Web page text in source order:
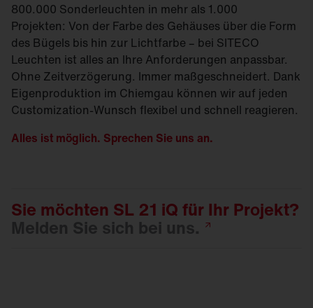
800.000 Sonderleuchten in mehr als 1.000
Projekten: Von der Farbe des Gehäuses über die Form
des Bügels bis hin zur Lichtfarbe – bei SITECO
Leuchten ist alles an Ihre Anforderungen anpassbar.
Ohne Zeitverzögerung. Immer maßgeschneidert. Dank
Eigenproduktion im Chiemgau können wir auf jeden
Customization-Wunsch flexibel und schnell reagieren.
Alles ist möglich. Sprechen Sie uns an.
Sie möchten SL 21 iQ für Ihr Projekt?
Melden Sie sich bei uns.